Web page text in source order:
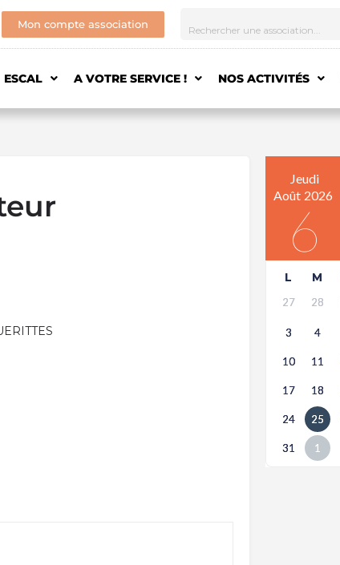
Mon compte association
ESCAL A VOTRE SERVICE ! NOS ACTIVITÉS
Jeudi
Août 2026
6
L M
27 28
3 4
10 11
17 18
24 25
31 1